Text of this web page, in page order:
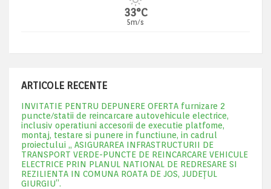
33°C
5m/s
ARTICOLE RECENTE
INVITATIE PENTRU DEPUNERE OFERTA furnizare 2
puncte/statii de reincarcare autovehicule electrice,
inclusiv operatiuni accesorii de executie platfome,
montaj, testare si punere in functiune, in cadrul
proiectului „ ASIGURAREA INFRASTRUCTURII DE
TRANSPORT VERDE-PUNCTE DE REINCARCARE VEHICULE
ELECTRICE PRIN PLANUL NATIONAL DE REDRESARE SI
REZILIENTA IN COMUNA ROATA DE JOS, JUDEŢUL
GIURGIU”.